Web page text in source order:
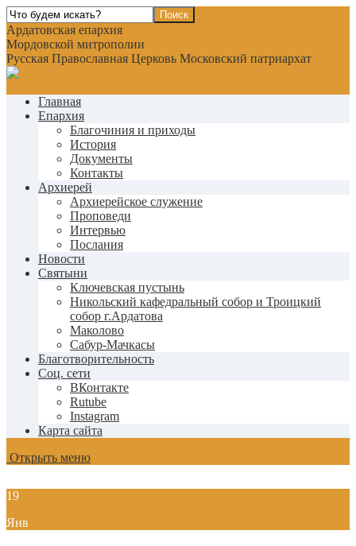
Ардатовская епархия
Мордовской митрополии
Русская Православная Церковь Московский патриархат
Главная
Епархия
Благочиния и приходы
История
Документы
Контакты
Архиерей
Архиерейское служение
Проповеди
Интервью
Послания
Новости
Святыни
Ключевская пустынь
Никольский кафедральный собор и Троицкий
собор г.Ардатова
Маколово
Сабур-Мачкасы
Благотворительность
Соц. сети
ВКонтакте
Rutube
Instagram
Карта сайта
Открыть меню
19
Янв